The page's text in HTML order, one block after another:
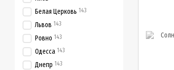
Белая Церковь 143
Львов 143
Ровно 143
Одесса 143
Днепр 143